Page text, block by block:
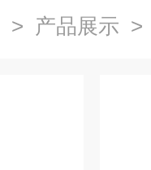
> 产品展示